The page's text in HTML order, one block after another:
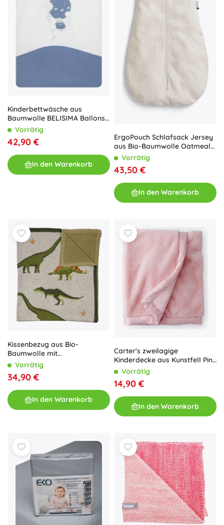
Kinderbettwäsche aus
Baumwolle BELISIMA Ballons
90 × 120 cm, blau, 3-teilig
Vorrätig
42,90 €
In den Warenkorb
ErgoPouch Schlafsack Jersey
aus Bio-Baumwolle Oatmeal
Marle 0,2 TOG (8–24 Monate)
Vorrätig
43,50 €
In den Warenkorb
Kissenbezug aus Bio-
Baumwolle mit
Dinosauriermotiv Nature
Vorrätig
34,90 €
In den Warenkorb
Carter's zweilagige
Kinderdecke aus Kunstfell Pink
80 × 110 cm
Vorrätig
14,90 €
In den Warenkorb